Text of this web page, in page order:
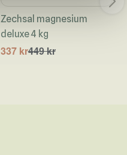
Zechsal magnesium
deluxe 4 kg
337 kr449 kr